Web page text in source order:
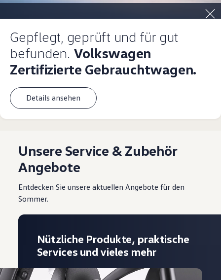
Lifestyle
Familie
Elektromobilität
Volkswagen R
Volkswagen Kundenbetreuung
Gepflegt, geprüft und für gut
befunden. Volkswagen
Zertifizierte Gebrauchtwagen.
Details ansehen
Unsere Service & Zubehör
Angebote
Entdecken Sie unsere aktuellen Angebote für den
Sommer.
Nützliche Produkte, praktische
Services und vieles mehr